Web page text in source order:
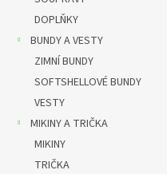
DOPLŇKY
BUNDY A VESTY
ZIMNÍ BUNDY
SOFTSHELLOVÉ BUNDY
VESTY
MIKINY A TRIČKA
MIKINY
TRIČKA